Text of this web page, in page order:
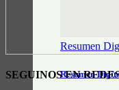
Resumen
Resumen
SEGUINOS EN